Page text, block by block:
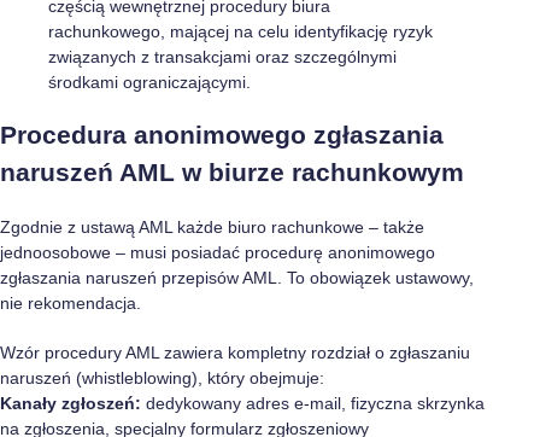
Procedura anonimowego zgłaszania
naruszeń AML w biurze rachunkowym
Zgodnie z ustawą AML każde biuro rachunkowe – także
jednoosobowe – musi posiadać procedurę anonimowego
zgłaszania naruszeń przepisów AML. To obowiązek ustawowy,
nie rekomendacja.
Wzór procedury AML zawiera kompletny rozdział o zgłaszaniu
naruszeń (whistleblowing), który obejmuje:
Kanały zgłoszeń: dedykowany adres e-mail, fizyczna skrzynka
na zgłoszenia, specjalny formularz zgłoszeniowy